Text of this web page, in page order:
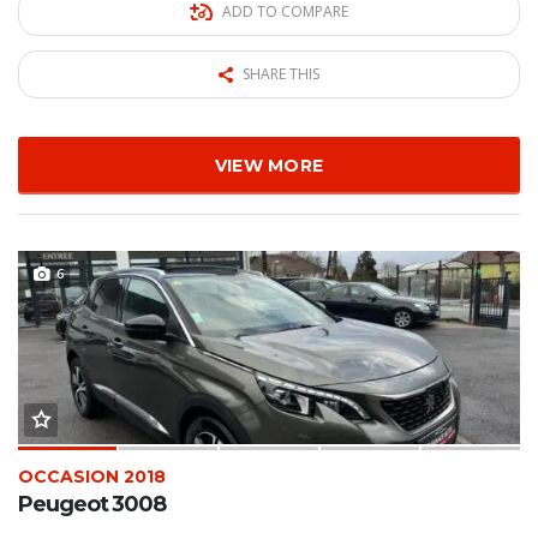
ADD TO COMPARE
SHARE THIS
VIEW MORE
6
OCCASION 2018
Peugeot 3008